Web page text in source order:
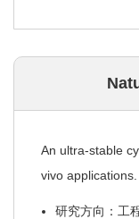
An ultra-stable
vivo applications.
研究方向：工